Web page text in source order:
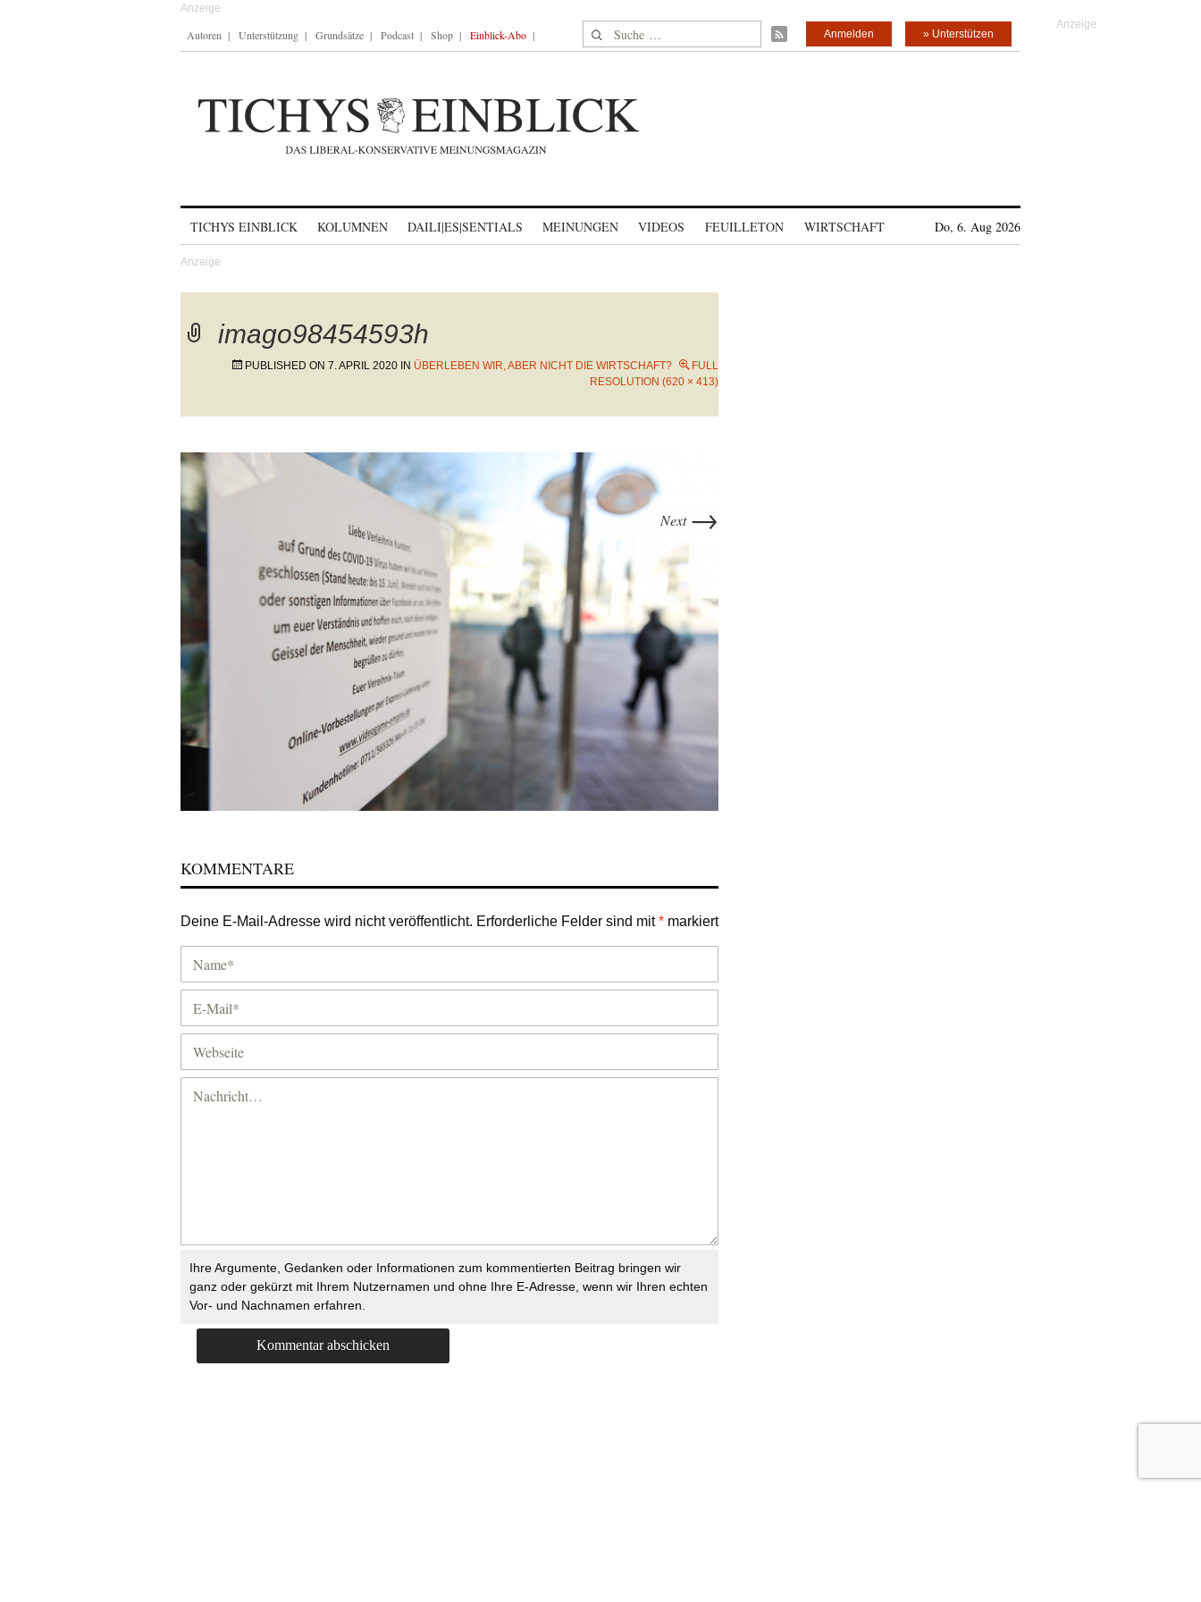
Autoren Unterstützung Grundsätze Podcast Shop Einblick-Abo Suche nach: » Unterstützen
Anmelden
TICHYS EINBLICK KOLUMNEN DAILI|ES|SENTIALS MEINUNGEN VIDEOS FEUILLETON WIRTSCHAFT Do, 6. Aug 2026
imago98454593h
PUBLISHED ON 7. APRIL 2020 IN ÜBERLEBEN WIR, ABER NICHT DIE WIRTSCHAFT?
FULL
RESOLUTION (620 × 413)
Next →
KOMMENTARE
Deine E-Mail-Adresse wird nicht veröffentlicht. Erforderliche Felder sind mit* markiert
Ihre Argumente, Gedanken oder Informationen zum kommentierten Beitrag bringen wir
ganz oder gekürzt mit Ihrem Nutzernamen und ohne Ihre E-Adresse, wenn wir Ihren echten
Vor- und Nachnamen erfahren.